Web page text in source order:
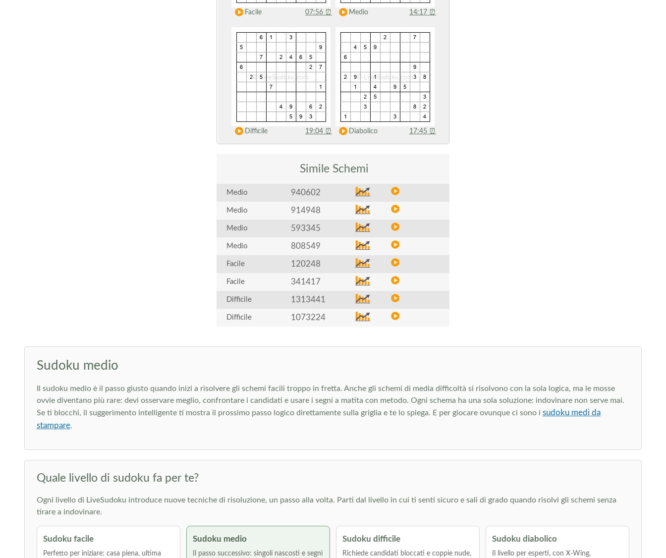
Facile 07:56 ⏰ Medio 14:17 ⏰
Difficile 19:04 ⏰ Diabolico 17:45 ⏰
Simile Schemi
Medio 940602
Medio 914948
Medio 593345
Medio 808549
Facile 120248
Facile 341417
Difficile 1313441
Difficile 1073224
Sudoku medio
Il sudoku medio è il passo giusto quando inizi a risolvere gli schemi facili troppo in fretta. Anche gli schemi di media difficoltà si risolvono con la sola logica, ma le mosse
ovvie diventano più rare: devi osservare meglio, confrontare i candidati e usare i segni a matita con metodo. Ogni schema ha una sola soluzione: indovinare non serve mai.
Se ti blocchi, il suggerimento intelligente ti mostra il prossimo passo logico direttamente sulla griglia e te lo spiega. E per giocare ovunque ci sono i sudoku medi da
stampare.
Quale livello di sudoku fa per te?
Ogni livello di LiveSudoku introduce nuove tecniche di risoluzione, un passo alla volta. Parti dal livello in cui ti senti sicuro e sali di grado quando risolvi gli schemi senza
tirare a indovinare.
Sudoku facile
Perfetto per iniziare: casa piena, ultima
Sudoku medio
Il passo successivo: singoli nascosti e segni
Sudoku difficile
Richiede candidati bloccati e coppie nude,
Sudoku diabolico
Il livello per esperti, con X-Wing,